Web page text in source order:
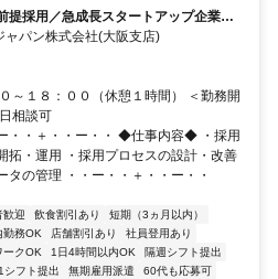
提採用／急成長スタートアップ企業／
ャパン株式会社(大阪支店)
～１８：００（休憩１時間） ＜勤務開
相談可
・・＋・・ー・・ ◆仕事内容◆ ・採用
拓・運用 ・採用プロセスの設計・改善
タの管理 ・・ー・・＋・・ー・・
歓迎 飲食割引あり
短期（3ヵ月以内）
勤務OK 店舗割引あり
社員登用あり
ークOK 1日4時間以内OK
隔週シフト提出
シフト提出 無期雇用派遣 60代も応募可